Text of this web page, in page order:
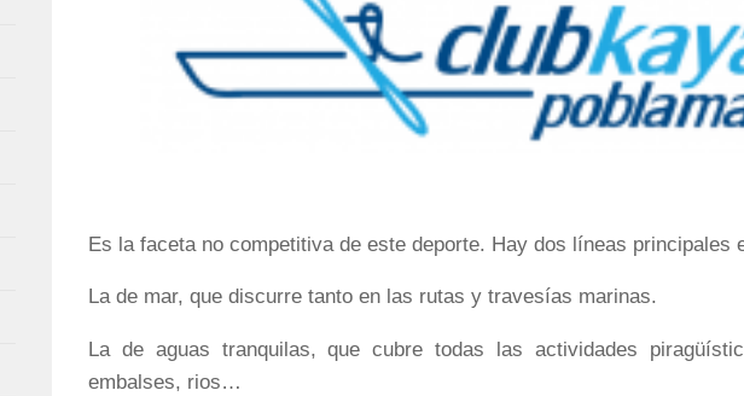
Es la faceta no competitiva de este deporte. Hay dos líneas principales
La de mar, que discurre tanto en las rutas y travesías marinas.
La de aguas tranquilas, que cubre todas las actividades
embalses, rios…